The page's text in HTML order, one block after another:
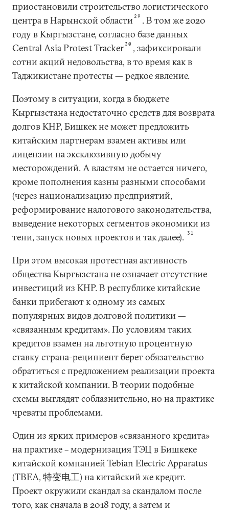
приостановили строительство логистического
центра в Нарынской области 29 . В том же 2020
году в Кыргызстане, согласно базе данных
Central Asia Protest Tracker30 , зафиксировали
сотни акций недовольства, в то время как в
Таджикистане протесты — редкое явление.
Поэтому в ситуации, когда в бюджете
Кыргызстана недостаточно средств для возврата
долгов КНР, Бишкек не может предложить
китайским партнерам взамен активы или
лицензии на эксклюзивную добычу
месторождений. А властям не остается ничего,
кроме пополнения казны разными способами
(через национализацию предприятий,
реформирование налогового законодательства,
выведение некоторых сегментов экономики из
тени, запуск новых проектов и так далее). 31
При этом высокая протестная активность
общества Кыргызстана не означает отсутствие
инвестиций из КНР. В республике китайские
банки прибегают к одному из самых
популярных видов долговой политики —
«связанным кредитам». По условиям таких
кредитов взамен на льготную процентную
ставку страна-реципиент берет обязательство
обратиться с предложением реализации проекта
к китайской компании. В теории подобные
схемы выглядят соблазнительно, но на практике
чреваты проблемами.
Один из ярких примеров «связанного кредита»
на практике – модернизация ТЭЦ в Бишкеке
китайской компанией Tebian Electric Apparatus
(TBEA, 特变电工) на китайский же кредит.
Проект окружили скандал за скандалом после
того, как сначала в 2018 году, а затем и